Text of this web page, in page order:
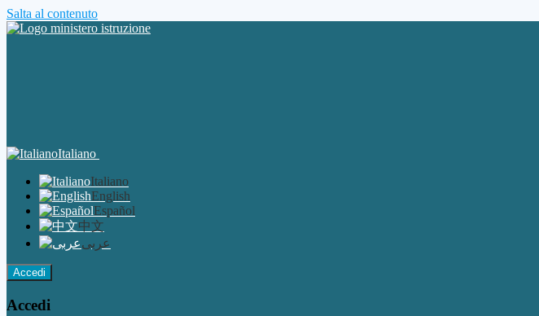
Salta al contenuto
Italiano
Italiano
English
Español
中文
عربى
Accedi
Accedi